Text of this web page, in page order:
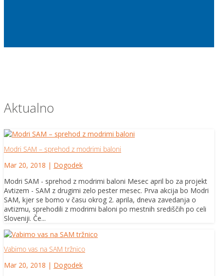
Aktualno
Modri SAM – sprehod z modrimi baloni
Mar 20, 2018 | Dogodek
Modri SAM - sprehod z modrimi baloni Mesec april bo za projekt
Avtizem - SAM z drugimi zelo pester mesec. Prva akcija bo Modri
SAM, kjer se bomo v času okrog 2. aprila, dneva zavedanja o
avtizmu, sprehodili z modrimi baloni po mestnih središčih po celi
Sloveniji. Če...
Vabimo vas na SAM tržnico
Mar 20, 2018 | Dogodek